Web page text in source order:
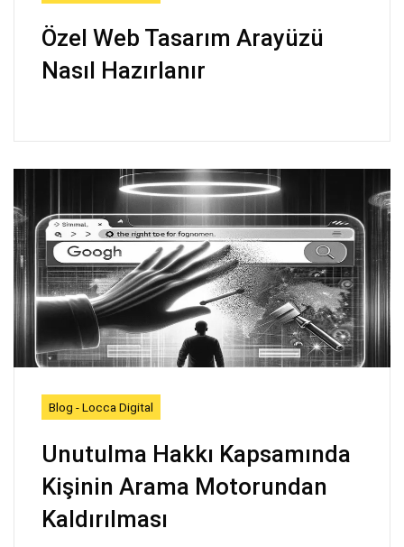
Özel Web Tasarım Arayüzü
Nasıl Hazırlanır
Blog - Locca Digital
Unutulma Hakkı Kapsamında
Kişinin Arama Motorundan
Kaldırılması